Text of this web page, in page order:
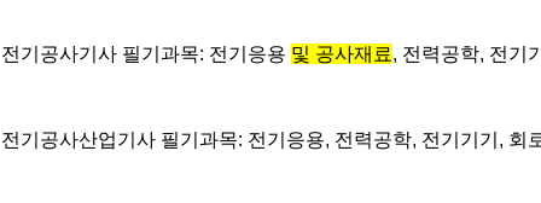
전기공사기사 필기과목: 전기응용 및 공사재료, 전력공학, 전기
전기공사산업기사 필기과목: 전기응용, 전력공학, 전기기기, 회